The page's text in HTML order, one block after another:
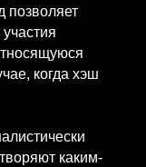
позволяет
когда хэш
каким-